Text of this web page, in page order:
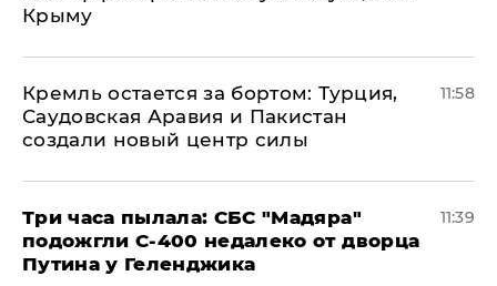
Крыму
​Кремль остается за бортом: Турция,
Саудовская Аравия и Пакистан
создали новый центр силы
11:58
Три часа пылала: СБС "Мадяра"
подожгли С-400 недалеко от дворца
Путина у Геленджика
11:39